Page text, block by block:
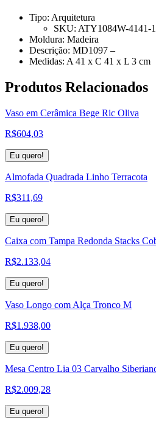
Tipo: Arquitetura
SKU: ATY1084W-4141-
Moldura: Madeira
Descrição: MD1097 –
Medidas: A 41 x C 41 x L 3 cm
Produtos Relacionados
Vaso em Cerâmica Bege Ric Oliva
R$604,03
Eu quero!
Almofada Quadrada Linho Terracota
R$311,69
Eu quero!
Caixa com Tampa Redonda Stacks
R$2.133,04
Eu quero!
Vaso Longo com Alça Tronco M
R$1.938,00
Eu quero!
Mesa Centro Lia 03 Carvalho
R$2.009,28
Eu quero!